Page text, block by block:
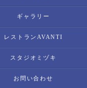
ギャラリー
レストランAVANTI
スタジオミヅキ
お問い合わせ